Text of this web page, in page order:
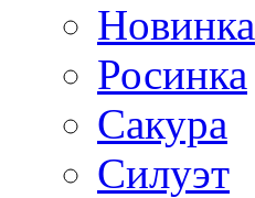
Новинка
Росинка
Сакура
Силуэт